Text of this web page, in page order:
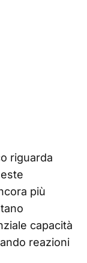
riguarda
più
capacità
reazioni